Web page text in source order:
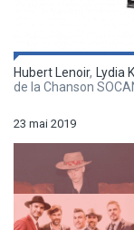
Hubert Lenoir, Lydia
de la Chanson
23 mai 2019